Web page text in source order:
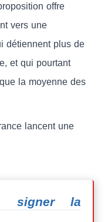
offre
vers une
détiennent plus de
et qui pourtant
la moyenne des
lancent une
signer la